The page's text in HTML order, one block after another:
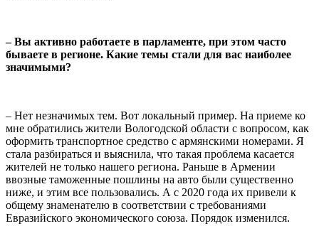
– Вы активно работаете в парламенте, при этом часто
бываете в регионе. Какие темы стали для вас наиболее
значимыми?
– Нет незначимых тем. Вот локальный пример. На приеме ко
мне обратились жители Вологодской области с вопросом, как
оформить транспортное средство с армянскими номерами. Я
стала разбираться и выяснила, что такая проблема касается
жителей не только нашего региона. Раньше в Армении
ввозные таможенные пошлины на авто были существенно
ниже, и этим все пользовались. А с 2020 года их привели к
общему знаменателю в соответствии с требованиями
Евразийского экономического союза. Порядок изменился.